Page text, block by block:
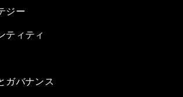
ジー
ティティ
ガバナンス